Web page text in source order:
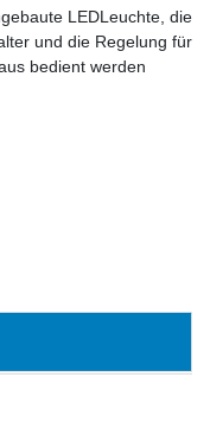
LEDLeuchte, die
und die Regelung für
bedient werden